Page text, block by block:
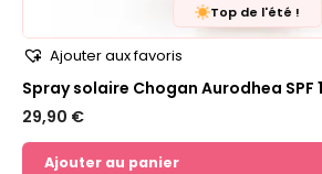
Top de l'été !
Ajouter aux favoris
Spray solaire Chogan Aurodhea SPF
29,90 €
Ajouter au panier